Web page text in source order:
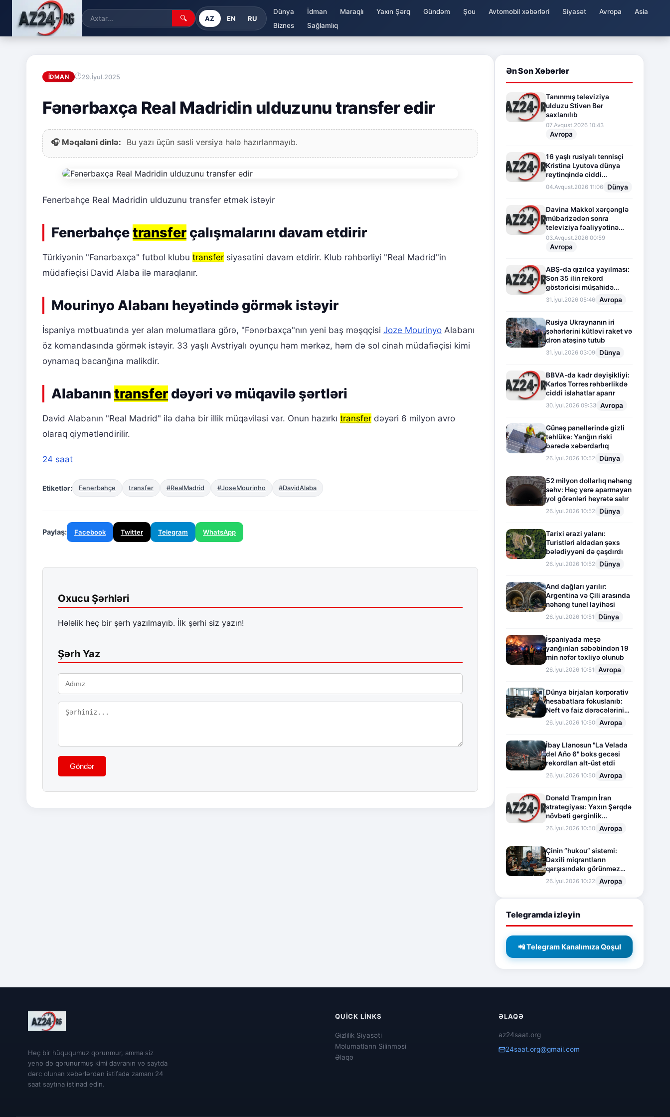
🔍 AZ EN RU
Dünya İdman Maraqlı Yaxın Şərq Gündəm Şou Avtomobil xəbərləri Siyasət Avropa
Asia
Biznes
Sağlamlıq
İDMAN 29.İyul.2025
Fənərbaxça Real Madridin ulduzunu transfer edir
🎧 Məqaləni dinlə: Bu yazı üçün səsli versiya hələ hazırlanmayıb.
Fenerbahçe Real Madridin ulduzunu transfer etmək istəyir
Fenerbahçetransfer çalışmalarını davam etdirir
Türkiyənin "Fənərbaxça" futbol klubu transfer siyasətini davam etdirir. Klub rəhbərliyi "Real Madrid"in
müdafiəçisi David Alaba ilə maraqlanır.
Mourinyo Alabanı heyətində görmək istəyir
İspaniya mətbuatında yer alan məlumatlara görə, "Fənərbaxça"nın yeni baş məşqçisi Joze Mourinyo Alabanı
öz komandasında görmək istəyir. 33 yaşlı Avstriyalı oyunçu həm mərkəz, həm də sol cinah müdafiəçisi kimi
oynamaq bacarığına malikdir.
Alabanın transfer dəyəri və müqavilə şərtləri
David Alabanın "Real Madrid" ilə daha bir illik müqaviləsi var. Onun hazırkı transfer dəyəri 6 milyon avro
olaraq qiymətləndirilir.
24 saat
Etiketlər: Fenerbahçe transfer #RealMadrid #JoseMourinho #DavidAlaba
Paylaş: Facebook Twitter Telegram WhatsApp
Oxucu Şərhləri
Hələlik heç bir şərh yazılmayıb. İlk şərhi siz yazın!
Şərh Yaz
Göndər
Ən Son Xəbərlər
Tanınmış televiziya
ulduzu Stiven Ber
saxlanılıb
07.Avqust.2026 10:43
Avropa
16 yaşlı rusiyalı tennisçi
Kristina Lyutova dünya
reytinqində ciddi
irəliləyişə imza atdı
04.Avqust.2026 11:06 Dünya
Davina Makkol xərçənglə
mübarizədən sonra
televiziya fəaliyyətinə
fasilə verir
03.Avqust.2026 00:59
Avropa
ABŞ-da qızılca yayılması:
Son 35 ilin rekord
göstəricisi müşahidə
olunur
31.İyul.2026 05:46 Avropa
Rusiya Ukraynanın iri
şəhərlərini kütləvi raket və
dron atəşinə tutub
31.İyul.2026 03:09 Dünya
BBVA-da kadr dəyişikliyi:
Karlos Torres rəhbərlikdə
ciddi islahatlar aparır
30.İyul.2026 09:33 Avropa
Günəş panellərində gizli
təhlükə: Yanğın riski
barədə xəbərdarlıq
26.İyul.2026 10:52 Dünya
52 milyon dollarlıq nəhəng
səhv: Heç yerə aparmayan
yol görənləri heyrətə salır
26.İyul.2026 10:52 Dünya
Tarixi ərazi yalanı:
Turistləri aldadan şəxs
bələdiyyəni də çaşdırdı
26.İyul.2026 10:52 Dünya
And dağları yarılır:
Argentina və Çili arasında
nəhəng tunel layihəsi
26.İyul.2026 10:51 Dünya
İspaniyada meşə
yanğınları səbəbindən 19
min nəfər təxliyə olunub
26.İyul.2026 10:51 Avropa
Dünya birjaları korporativ
hesabatlara fokuslanıb:
Neft və faiz dərəcələrinin
təsiri altında cari vəziyyət
26.İyul.2026 10:50 Avropa
İbay Llanosun "La Velada
del Año 6" boks gecəsi
rekordları alt-üst etdi
26.İyul.2026 10:50 Avropa
Donald Trampın İran
strategiyası: Yaxın Şərqdə
növbəti gərginlik
mərhələsi
26.İyul.2026 10:50 Avropa
Çinin “hukou” sistemi:
Daxili miqrantların
qarşısındakı görünməz
sədd
26.İyul.2026 10:22 Avropa
Telegramda izləyin
📲 Telegram Kanalımıza Qoşul
Heç bir hüququmuz qorunmur, amma siz
yenə də qorunurmuş kimi davranın və saytda
dərc olunan xəbərlərdən istifadə zamanı 24
saat saytına istinad edin.
QUICK LINKS
Gizlilik Siyasəti
Məlumatların Silinməsi
Əlaqə
ƏLAQƏ
az24saat.org
24saat.org@gmail.com